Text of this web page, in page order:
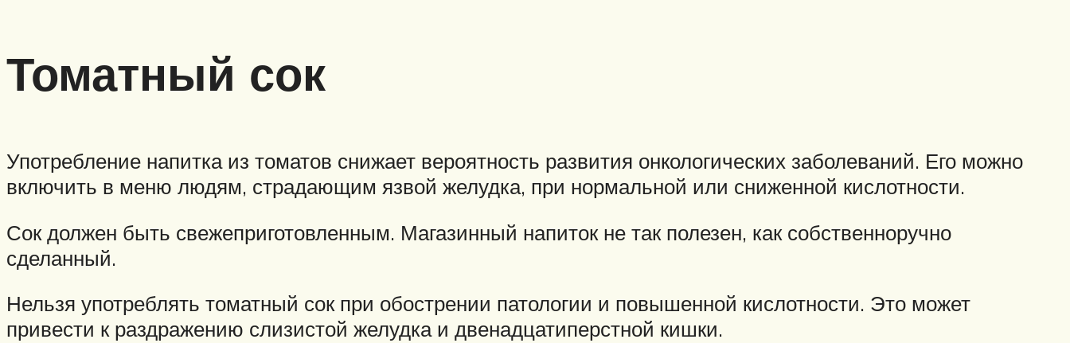
Томатный сок
Употребление напитка из томатов снижает вероятность развития онкологических заболеваний. Его можно
включить в меню людям, страдающим язвой желудка, при нормальной или сниженной кислотности.
Сок должен быть свежеприготовленным. Магазинный напиток не так полезен, как собственноручно
сделанный.
Нельзя употреблять томатный сок при обострении патологии и повышенной кислотности. Это может
привести к раздражению слизистой желудка и двенадцатиперстной кишки.